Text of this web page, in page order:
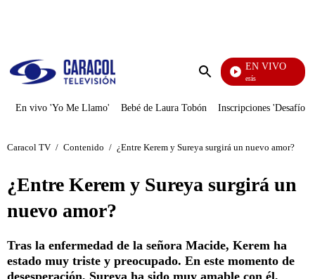
Enviar
EN VIVO
También Caerás
En vivo 'Yo Me Llamo' Bebé de Laura Tobón Inscripciones 'Desafío'
Caracol TV / Contenido / ¿Entre Kerem y Sureya surgirá un nuevo amor?
¿Entre Kerem y Sureya surgirá un
nuevo amor?
Tras la enfermedad de la señora Macide, Kerem ha
estado muy triste y preocupado. En este momento de
desesperación, Sureya ha sido muy amable con él,